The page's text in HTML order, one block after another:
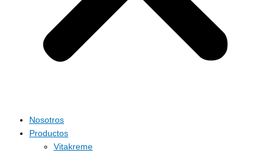
Nosotros
Productos
Vitakreme